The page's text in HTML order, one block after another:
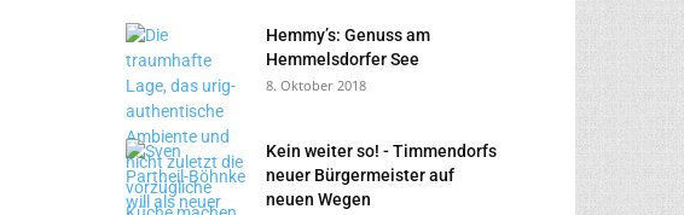
Hemmy’s: Genuss am
Hemmelsdorfer See
8. Oktober 2018
Kein weiter so! - Timmendorfs
neuer Bürgermeister auf
neuen Wegen